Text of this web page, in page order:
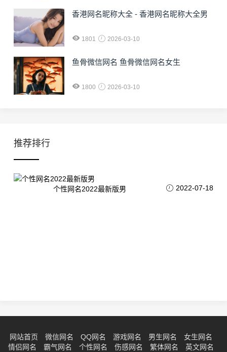
香港网名昵称大全 - 香港网名昵称大全男
1801 2026-03-10
鱼骨微信网名 鱼骨微信网名女生
1800 2026-03-10
推荐排行
个性网名2022最新版男 2022-07-18
网站首页 微信网名 QQ网名 游戏网名 男生网名
女生网名
情侣网名
霸气网名 个性网名 伤感网名 繁体网名 英文网名